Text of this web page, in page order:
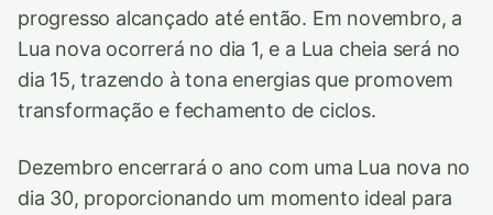
progresso alcançado até então. Em novembro, a
Lua nova ocorrerá no dia 1, e a Lua cheia será no
dia 15, trazendo à tona energias que promovem
transformação e fechamento de ciclos.
Dezembro encerrará o ano com uma Lua nova no
dia 30, proporcionando um momento ideal para